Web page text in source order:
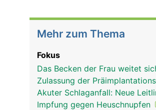
Mehr zum Thema
Fokus
Das Becken der Frau weitet
Zulassung der
Akuter Schlaganfall: Neue
Impfung gegen Heuschnupfen